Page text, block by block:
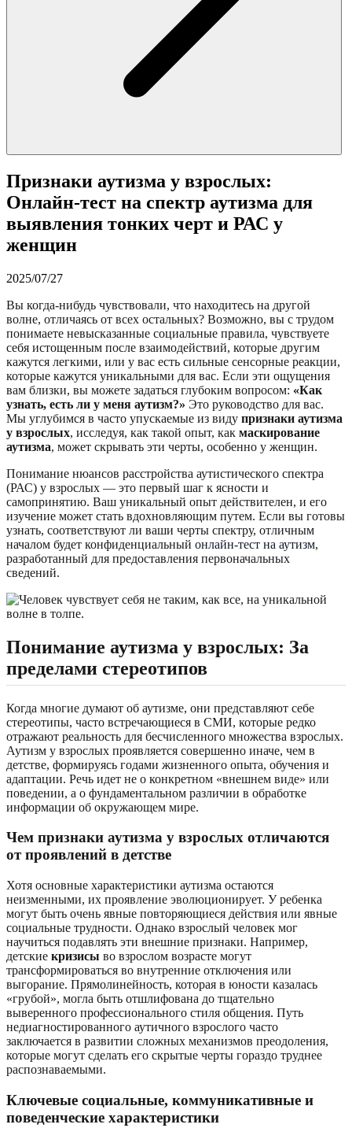
Признаки аутизма у взрослых:
Онлайн-тест на спектр аутизма для
выявления тонких черт и РАС у
женщин
2025/07/27
Вы когда-нибудь чувствовали, что находитесь на другой
волне, отличаясь от всех остальных? Возможно, вы с трудом
понимаете невысказанные социальные правила, чувствуете
себя истощенным после взаимодействий, которые другим
кажутся легкими, или у вас есть сильные сенсорные реакции,
которые кажутся уникальными для вас. Если эти ощущения
вам близки, вы можете задаться глубоким вопросом: «Как
узнать, есть ли у меня аутизм?» Это руководство для вас.
Мы углубимся в часто упускаемые из виду признаки аутизма
у взрослых, исследуя, как такой опыт, как маскирование
аутизма, может скрывать эти черты, особенно у женщин.
Понимание нюансов расстройства аутистического спектра
(РАС) у взрослых — это первый шаг к ясности и
самопринятию. Ваш уникальный опыт действителен, и его
изучение может стать вдохновляющим путем. Если вы готовы
узнать, соответствуют ли ваши черты спектру, отличным
началом будет конфиденциальный онлайн-тест на аутизм,
разработанный для предоставления первоначальных
сведений.
Понимание аутизма у взрослых: За
пределами стереотипов
Когда многие думают об аутизме, они представляют себе
стереотипы, часто встречающиеся в СМИ, которые редко
отражают реальность для бесчисленного множества взрослых.
Аутизм у взрослых проявляется совершенно иначе, чем в
детстве, формируясь годами жизненного опыта, обучения и
адаптации. Речь идет не о конкретном «внешнем виде» или
поведении, а о фундаментальном различии в обработке
информации об окружающем мире.
Чем признаки аутизма у взрослых отличаются
от проявлений в детстве
Хотя основные характеристики аутизма остаются
неизменными, их проявление эволюционирует. У ребенка
могут быть очень явные повторяющиеся действия или явные
социальные трудности. Однако взрослый человек мог
научиться подавлять эти внешние признаки. Например,
детские кризисы во взрослом возрасте могут
трансформироваться во внутренние отключения или
выгорание. Прямолинейность, которая в юности казалась
«грубой», могла быть отшлифована до тщательно
выверенного профессионального стиля общения. Путь
недиагностированного аутичного взрослого часто
заключается в развитии сложных механизмов преодоления,
которые могут сделать его скрытые черты гораздо труднее
распознаваемыми.
Ключевые социальные, коммуникативные и
поведенческие характеристики